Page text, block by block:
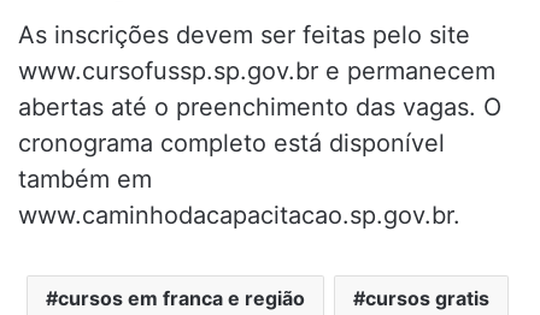
As inscrições devem ser feitas pelo site
www.cursofussp.sp.gov.br e permanecem
abertas até o preenchimento das vagas. O
cronograma completo está disponível
também em
www.caminhodacapacitacao.sp.gov.br.
cursos em franca e região cursos gratis